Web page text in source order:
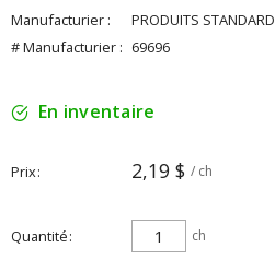
Manufacturier :
PRODUITS STANDARD
# Manufacturier : 69696
En inventaire
Prix 2,19 $ / ch
Quantité ch